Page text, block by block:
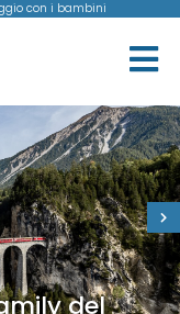
con i bambini
del